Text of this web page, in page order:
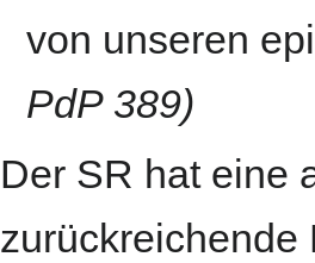
von unseren
PdP 389)
Der SR hat eine
zurückreichende